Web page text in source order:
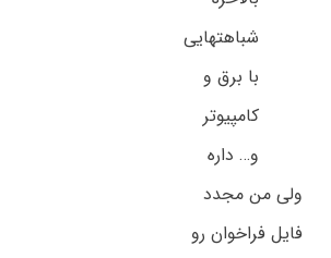
شباهتهایی
با برق و
کامپیوتر
و… داره
ولی من مجدد
فایل فراخوان رو